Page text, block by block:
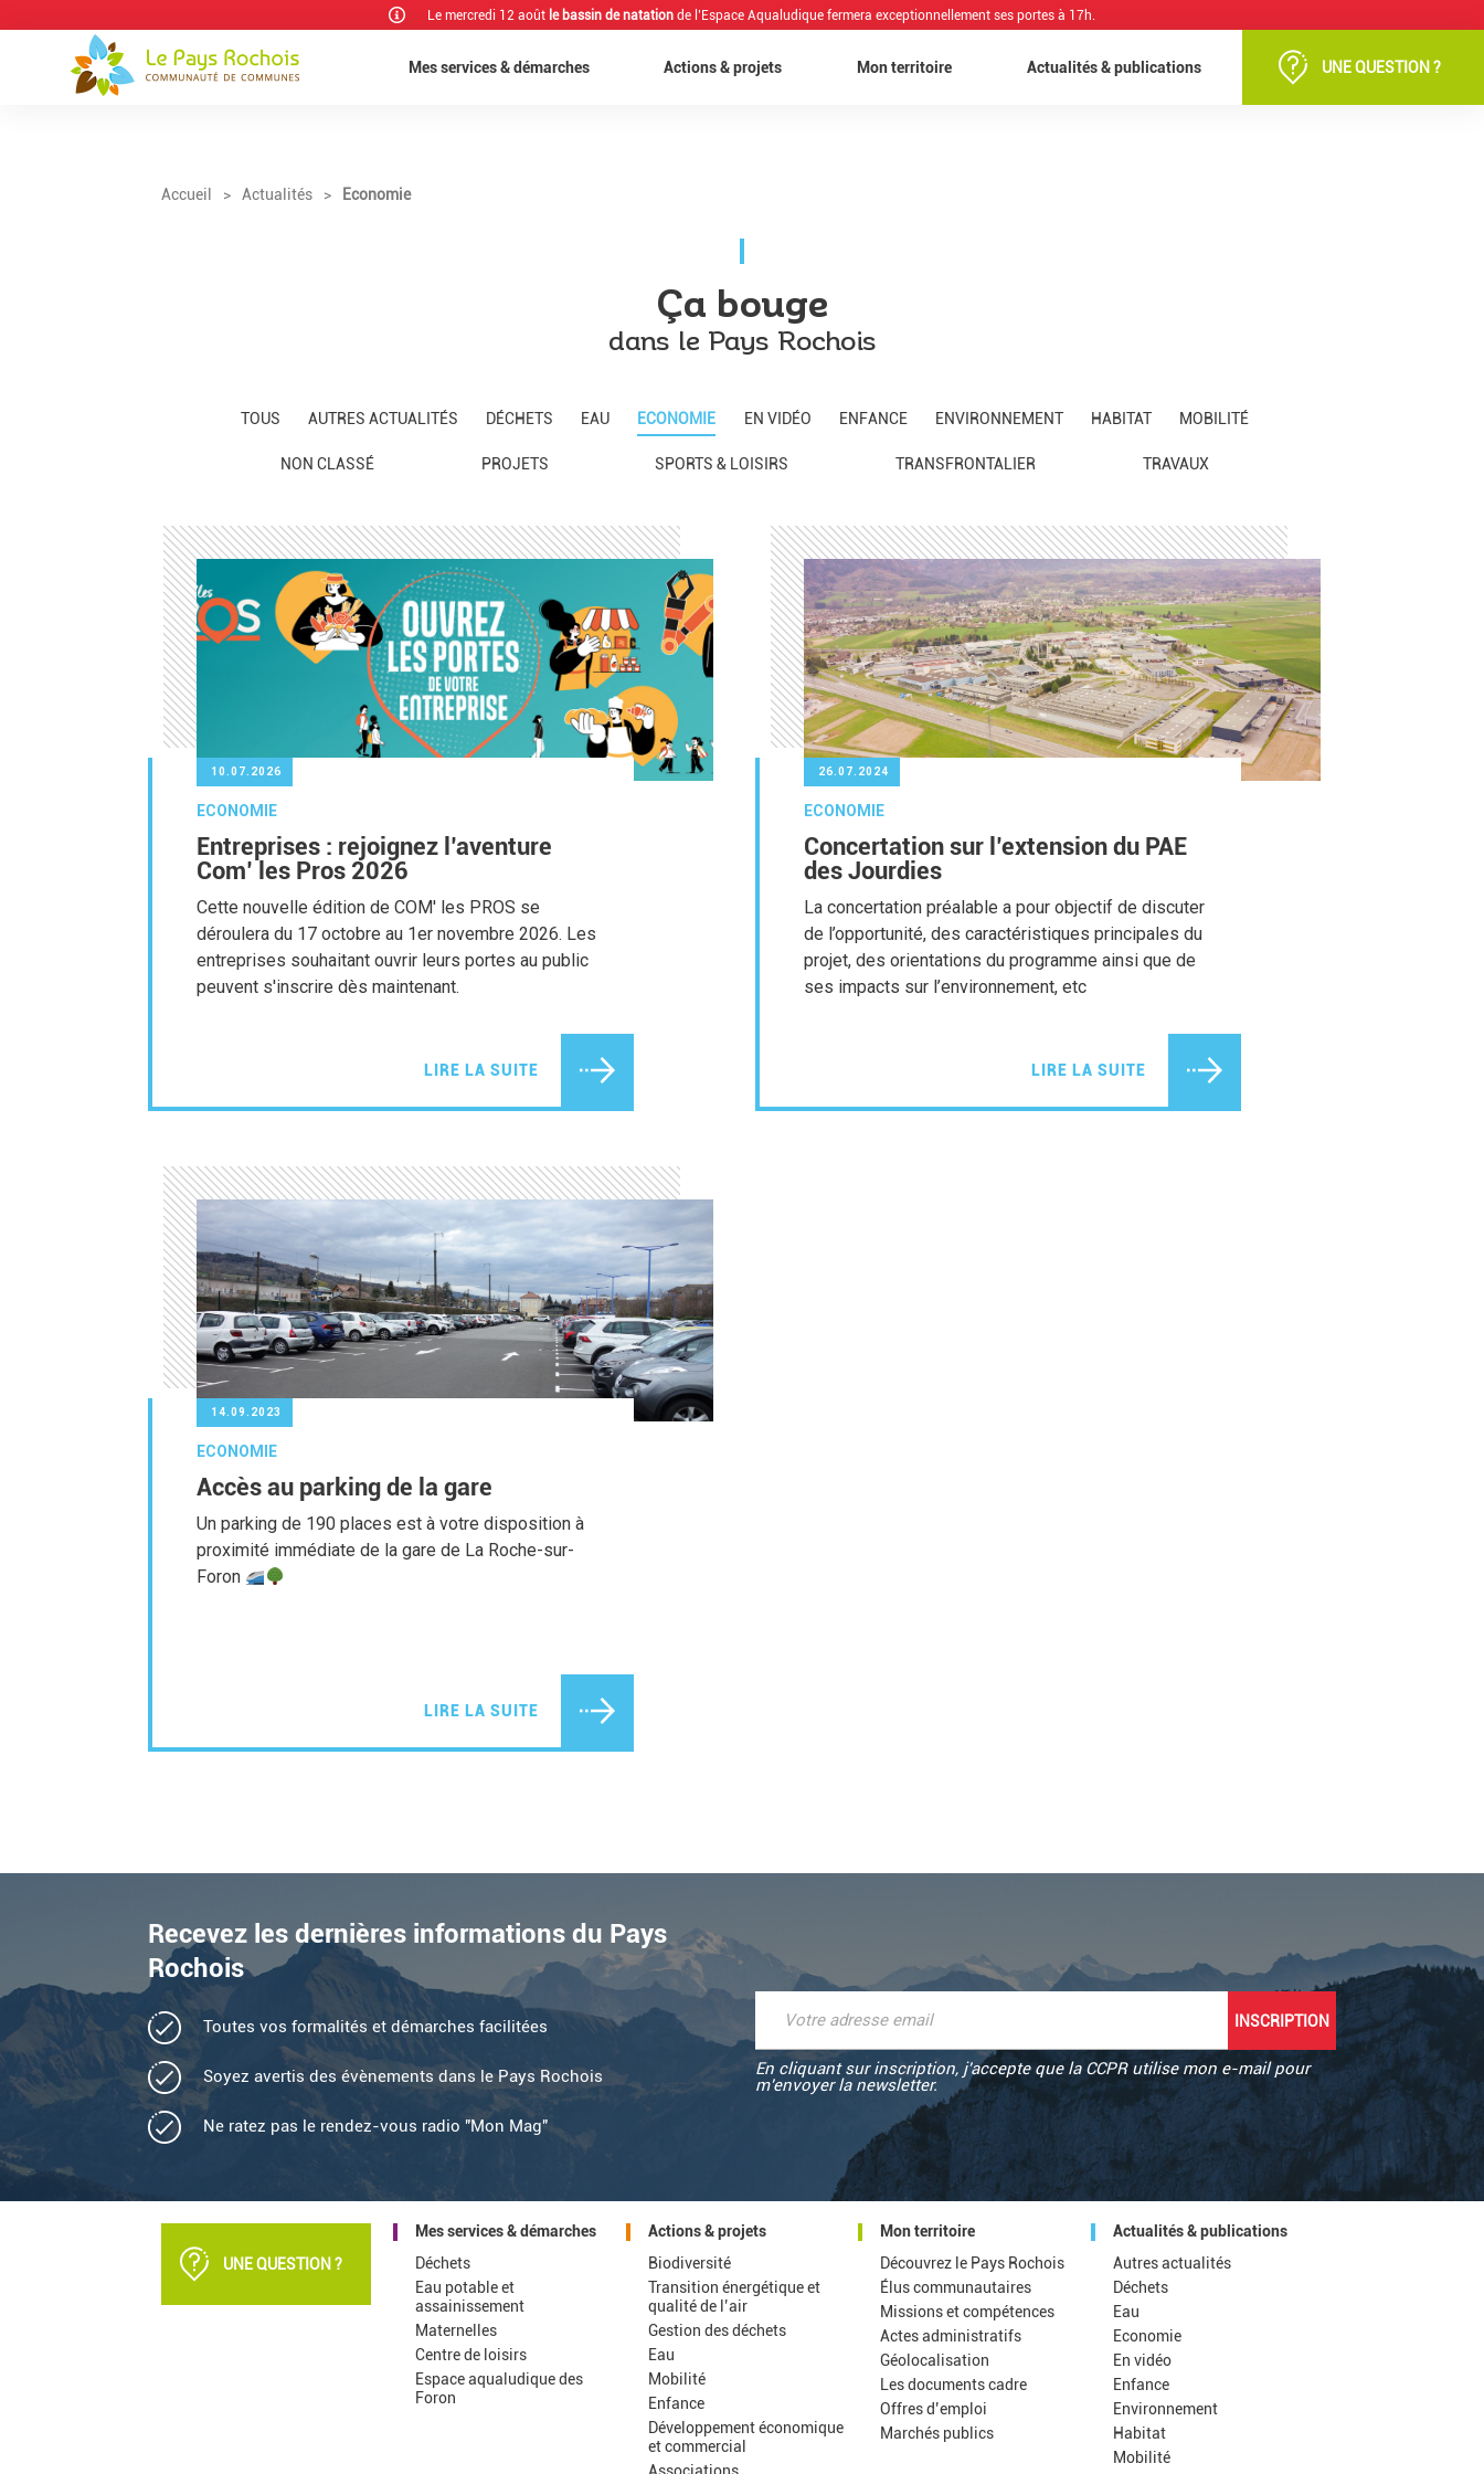
Le mercredi 12 août le bassin de natation de l’Espace Aqualudique fermera exceptionnellement ses portes à 17h.
Mes services & démarches Actions & projets Mon territoire Actualités & publications UNE QUESTION ?
Accueil > Actualités > Economie
Ça bouge
dans le Pays Rochois
TOUS AUTRES ACTUALITÉS DÉCHETS EAU ECONOMIE EN VIDÉO ENFANCE ENVIRONNEMENT HABITAT MOBILITÉ
NON CLASSÉ PROJETS SPORTS & LOISIRS TRANSFRONTALIER TRAVAUX
10.07.2026
ECONOMIE
Entreprises : rejoignez l’aventure
Com’ les Pros 2026
Cette nouvelle édition de COM' les PROS se
déroulera du 17 octobre au 1er novembre 2026. Les
entreprises souhaitant ouvrir leurs portes au public
peuvent s'inscrire dès maintenant.
LIRE LA SUITE
26.07.2024
ECONOMIE
Concertation sur l’extension du PAE
des Jourdies
La concertation préalable a pour objectif de discuter
de l’opportunité, des caractéristiques principales du
projet, des orientations du programme ainsi que de
ses impacts sur l’environnement, etc
LIRE LA SUITE
14.09.2023
ECONOMIE
Accès au parking de la gare
Un parking de 190 places est à votre disposition à
proximité immédiate de la gare de La Roche-sur-
Foron
LIRE LA SUITE
Recevez les dernières informations du Pays
Rochois
Toutes vos formalités et démarches facilitées
Soyez avertis des évènements dans le Pays Rochois
Ne ratez pas le rendez-vous radio "Mon Mag"
En cliquant sur inscription, j'accepte que la CCPR utilise mon e-mail pour
m'envoyer la newsletter.
UNE QUESTION ?
Mes services & démarches
Déchets
Eau potable et
assainissement
Maternelles
Centre de loisirs
Espace aqualudique des
Foron
Actions & projets
Biodiversité
Transition énergétique et
qualité de l’air
Gestion des déchets
Eau
Mobilité
Enfance
Développement économique
et commercial
Mon territoire
Découvrez le Pays Rochois
Élus communautaires
Missions et compétences
Actes administratifs
Géolocalisation
Les documents cadre
Offres d’emploi
Marchés publics
Actualités & publications
Autres actualités
Déchets
Eau
Economie
En vidéo
Enfance
Environnement
Habitat
Mobilité